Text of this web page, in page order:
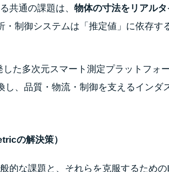
共通の課題は、 物体の寸法をリアル
制御システムは「推定値」に依存す
た多次元スマート測定プラットフォ
、品質・物流・制御を支えるインダ
の解決策）
的な課題と、それらを克服するため